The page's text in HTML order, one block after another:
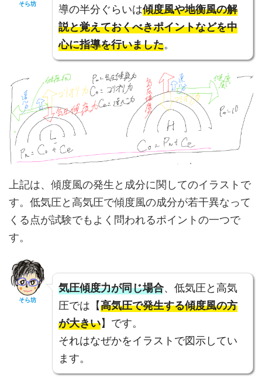
そら坊
導の半分ぐらいは傾度風や地衡風の解
説と覚えておくべきポイントなどを中
心に指導を行いました。
上記は、傾度風の発生と成分に関してのイラストで
す。低気圧と高気圧で傾度風の成分が若干異なって
くる点が試験でもよく問われるポイントの一つで
す。
そら坊
気圧傾度力が同じ場合、低気圧と高気
圧では【高気圧で発生する傾度風の方
が大きい】です。
それはなぜかをイラストで図示してい
ます。